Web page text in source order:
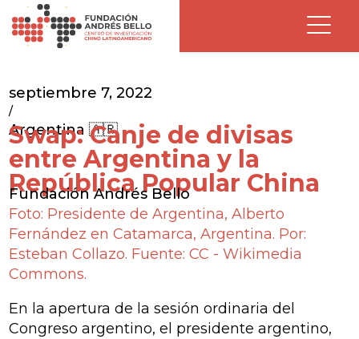
septiembre 7, 2022
/
Argentina 🇦🇷
Swap: Canje de divisas
entre Argentina y la
República Popular China
Fundación Andrés Bello
Foto: Presidente de Argentina, Alberto
Fernández en Catamarca, Argentina. Por:
Esteban Collazo. Fuente: CC - Wikimedia
Commons.
En la apertura de la sesión ordinaria del
Congreso argentino, el presidente argentino,